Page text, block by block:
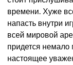
времени. Хуже
напасть внутри
всей мировой
придется немало
настоящее